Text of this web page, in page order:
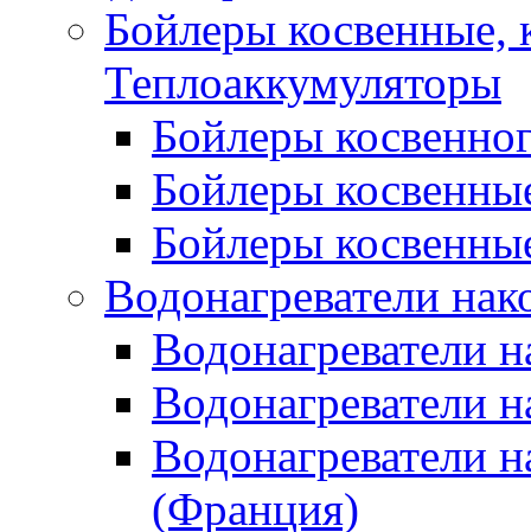
Бойлеры косвенные,
Теплоаккумуляторы
Бойлеры
Бойлеры
Бойлеры
Водонагреватели
Водонагреватели
Водонагреватели
Водонагреватели
(Франция)